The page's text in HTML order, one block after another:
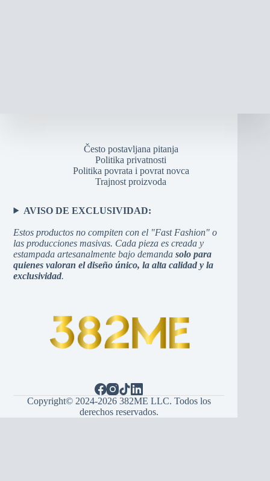
Često postavljana pitanja
Politika privatnosti
Politika povrata i povrat novca
Trajnost proizvoda
AVISO DE EXCLUSIVIDAD:
Estos productos no compiten con el "Fast Fashion" o
las producciones masivas. Cada pieza es creada y
estampada artesanalmente bajo demandasolo para
quienes valoran el diseño único, la alta calidad y la
exclusividad.
Copyright© 2024-2026 382ME LLC. Todos los
derechos reservados.